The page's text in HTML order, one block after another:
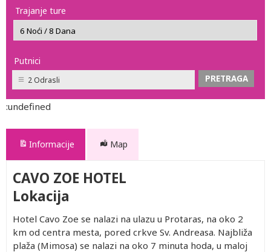
Trajanje ture
Putnici
2 Odrasli
:undefined
Informacije Map
CAVO ZOE HOTEL
Lokacija
Hotel Cavo Zoe se nalazi na ulazu u Protaras, na oko 2
km od centra mesta, pored crkve Sv. Andreasa. Najbliža
plaža (Mimosa) se nalazi na oko 7 minuta hoda, u maloj